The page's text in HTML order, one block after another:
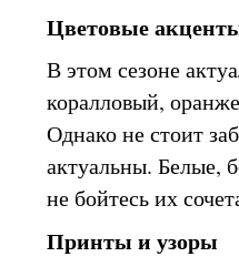
Цветовые
В этом сезоне
коралловый,
Однако не стоит
актуальны. Белые,
не бойтесь их
Принты и узоры